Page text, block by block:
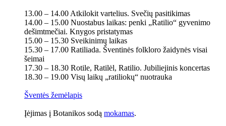
13.00 – 14.00 Atkilokit vartelius. Svečių pasitikimas
14.00 – 15.00 Nuostabus laikas: penki „Ratilio“ gyvenimo
dešimtmečiai. Knygos pristatymas
15.00 – 15.30 Sveikinimų laikas
15.30 – 17.00 Ratiliada. Šventinės folkloro žaidynės visai
šeimai
17.30 – 18.30 Rotile, Ratilėl, Ratilio. Jubiliejinis koncertas
18.30 – 19.00 Visų laikų „ratiliokų“ nuotrauka
Šventės žemėlapis
Įėjimas į Botanikos sodą mokamas.